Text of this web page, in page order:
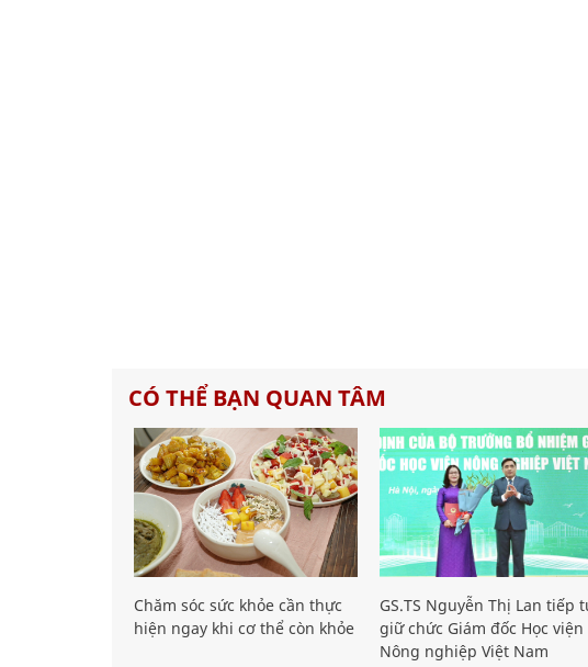
CÓ THỂ BẠN QUAN TÂM
Chăm sóc sức khỏe cần thực
hiện ngay khi cơ thể còn khỏe
GS.TS Nguyễn Thị Lan tiếp
giữ chức Giám đốc Học viện
Nông nghiệp Việt Nam